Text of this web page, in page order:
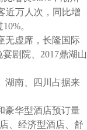
近万人次，同比增
。
无虚席，长隆国际
剧院、2017鼎湖山
湖南、四川占据来
豪华型酒店预订量
、经济型酒店、舒